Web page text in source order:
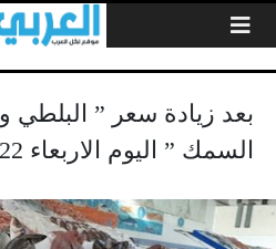
بعد زيادة سعر ” البلطي
السمك ” اليوم الاربعاء 22-6 في مصر